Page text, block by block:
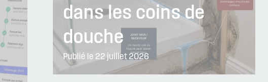
dans les coins de
douche
Publié le 22 juillet 2026